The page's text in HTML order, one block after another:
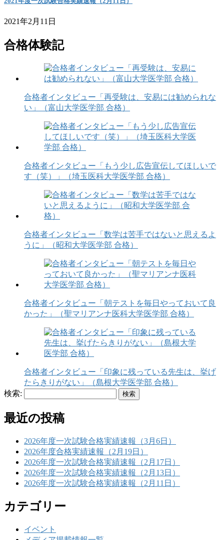
2021年2月11日
合格体験記
合格者インタビュー「再受験は、安易には勧められな
い」（富山大学医学部 合格）
合格者インタビュー「もう少し広告宣伝してほしいで
す（笑）」（埼玉医科大学医学部 合格）
合格者インタビュー「数学は苦手ではないと思えるよ
うに」（昭和大学医学部 合格）
合格者インタビュー「朝テストを毎日やっておいて良
かった」（聖マリアンナ医科大学医学部 合格）
合格者インタビュー「印象に残っている先生は、挙げ
たらきりがない」（島根大学医学部 合格）
検索:
最近の投稿
2026年度一次試験合格実績速報（3月6日）
2026年度合格実績速報（2月19日）
2026年度一次試験合格実績速報（2月17日）
2026年度一次試験合格実績速報（2月13日）
2026年度一次試験合格実績速報（2月11日）
カテゴリー
イベント